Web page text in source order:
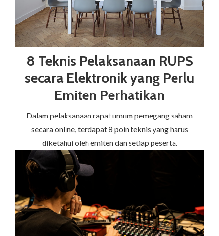
8 Teknis Pelaksanaan RUPS
secara Elektronik yang Perlu
Emiten Perhatikan
Dalam pelaksanaan rapat umum pemegang saham
secara online, terdapat 8 poin teknis yang harus
diketahui oleh emiten dan setiap peserta.